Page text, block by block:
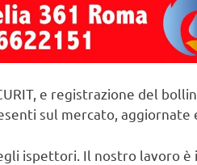
e registrazione del
sul mercato,
ispettori. Il nostro lavoro